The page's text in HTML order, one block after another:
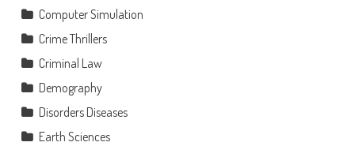
Computer Simulation
Crime Thrillers
Criminal Law
Demography
Disorders Diseases
Earth Sciences